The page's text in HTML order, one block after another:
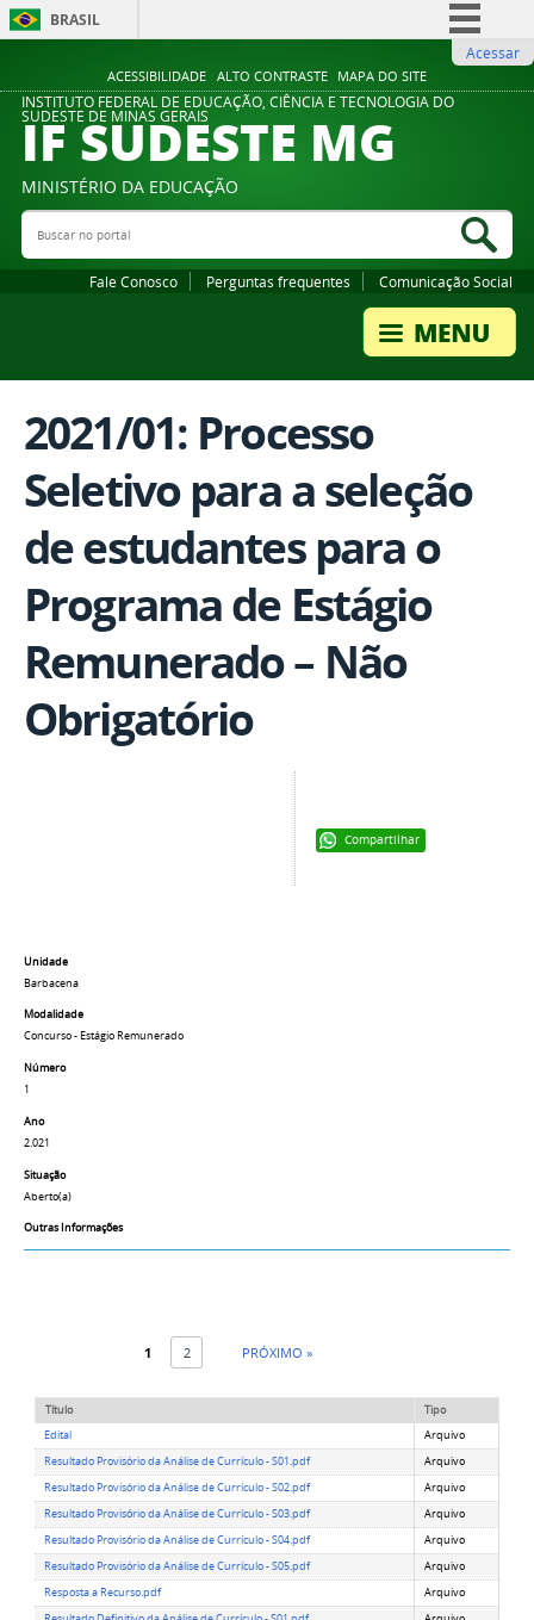
ACESSIBILIDADE ALTO CONTRASTE MAPA DO SITE
BRASIL
Comunica BR
Participe
Legislação
Acessar
INSTITUTO FEDERAL DE EDUCAÇÃO, CIÊNCIA E TECNOLOGIA DO
SUDESTE DE MINAS GERAIS
IF SUDESTE MG
MINISTÉRIO DA EDUCAÇÃO
Buscar no portal
Fale Conosco Perguntas frequentes Comunicação Social
2021/01: Processo
Seletivo para a seleção
de estudantes para o
Programa de Estágio
Remunerado – Não
Obrigatório
Compartilhar
Unidade
Barbacena
Modalidade
Concurso - Estágio Remunerado
Número
1
Ano
2.021
Situação
Aberto(a)
Outras Informações
1 2 PRÓXIMO »
Título
Tipo
Edital
Arquivo
Resultado Provisório da Análise de Currículo - S01.pdf
Arquivo
Resultado Provisório da Análise de Currículo - S02.pdf
Arquivo
Resultado Provisório da Análise de Currículo - S03.pdf
Arquivo
Resultado Provisório da Análise de Currículo - S04.pdf
Arquivo
Resultado Provisório da Análise de Currículo - S05.pdf
Arquivo
Resposta a Recurso.pdf
Arquivo